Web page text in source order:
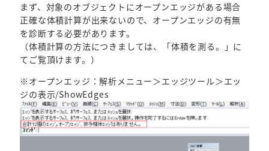
まず、対象のオブジェクトにオープンエッジがある場合
正確な体積計算が出来ないので、オープンエッジの有無
を診断する必要があります。
（体積計算の方法につきましては、「体積を測る。」に
てご覧頂けます。）
※オープンエッジ：解析メニュー＞エッジツール＞エッ
ジの表示/ShowEdges